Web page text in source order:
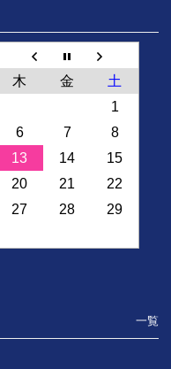
木 金
土
1
6 7
8
13 14
15
20 21
22
27 28
29
一覧